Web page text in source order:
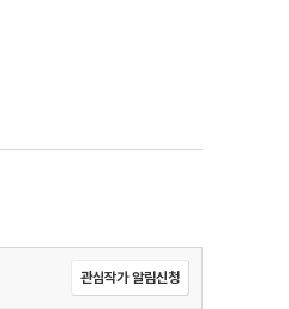
관심작가 알림신청